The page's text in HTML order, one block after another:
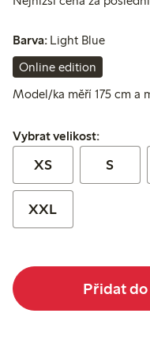
Barva: Light Blue
Online edition
Model/ka měří 175 cm a
Vybrat velikost:
Vybrat velikost:
XS S
XXL
Přidat